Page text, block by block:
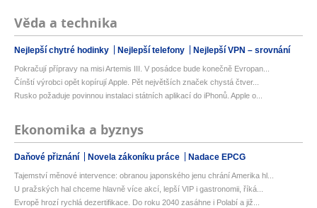
Věda a technika
Nejlepší chytré hodinky Nejlepší telefony Nejlepší VPN – srovnání
Pokračují přípravy na misi Artemis III. V posádce bude konečně Evropan...
Čínští výrobci opět kopírují Apple. Pět největších značek chystá čtver...
Rusko požaduje povinnou instalaci státních aplikací do iPhonů. Apple o...
Ekonomika a byznys
Daňové přiznání Novela zákoníku práce Nadace EPCG
Tajemství měnové intervence: obranou japonského jenu chrání Amerika hl...
U pražských hal chceme hlavně více akcí, lepší VIP i gastronomii, říká...
Evropě hrozí rychlá dezertifikace. Do roku 2040 zasáhne i Polabí a již...